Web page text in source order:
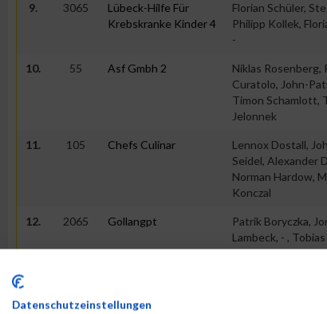
9. 3065
Lübeck-Hilfe Für
Krebskranke Kinder 4
Florian Schüler,
Philipp Kollek,
-
10. 55 Asf Gmbh 2
Niklas Rosenberg,
Curatolo, John-
Timon Schamlott,
Jelonnek
11. 105 Chefs Culinar
Lennox Dostall,
Seidel, Alexander
Norman Hardow,
Konczal
12. 2065 Gollangpt
Patrik Boryczka,
Lambeck, - ,
Daniele Nicolosi
Datenschutzeinstellungen